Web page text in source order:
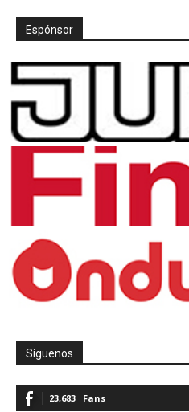
Espónsor
Síguenos
23,683 Fans